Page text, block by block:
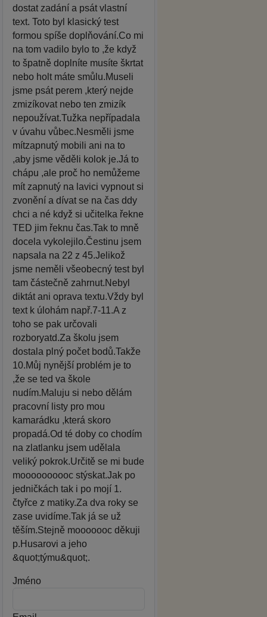
dostat zadání a psát vlastní
text. Toto byl klasický test
formou spíše doplňování.Co mi
na tom vadilo bylo to ,že když
to špatně doplníte musíte škrtat
nebo holt máte smůlu.Museli
jsme psát perem ,který nejde
zmizíkovat nebo ten zmizík
nepoužívat.Tužka nepřípadala
v úvahu vůbec.Nesměli jsme
mítzapnutý mobili ani na to
,aby jsme věděli kolok je.Já to
chápu ,ale proč ho nemůžeme
mít zapnutý na lavici vypnout si
zvonění a dívat se na čas ddy
chci a né když si učitelka řekne
TED jim řeknu čas.Tak to mně
docela vykolejilo.Čestinu jsem
napsala na 22 z 45.Jelikož
jsme neměli všeobecný test byl
tam částečně zahrnut.Nebyl
diktát ani oprava textu.Vždy byl
text k úlohám např.7-11.A z
toho se pak určovali
rozboryatd.Za školu jsem
dostala plný počet bodů.Takže
10.Můj nynější problém je to
,že se ted va škole
nudím.Maluju si nebo dělám
pracovní listy pro mou
kamarádku ,která skoro
propadá.Od té doby co chodím
na zlatlanku jsem udělala
veliký pokrok.Určitě se mi bude
moooooooooc stýskat.Jak po
jedničkách tak i po mojí 1.
čtyřce z matiky.Za dva roky se
zase uvidíme.Tak já se už
těším.Stejně mooooooc děkuji
p.Husarovi a jeho
&quot;týmu&quot;.
Jméno